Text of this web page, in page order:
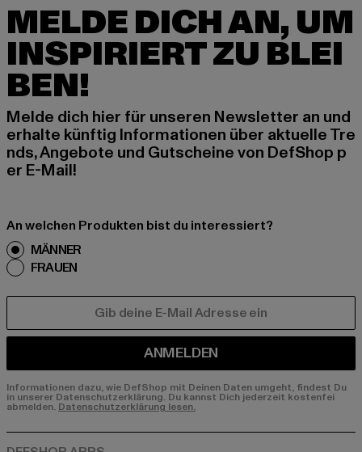
MELDE DICH AN, UM
INSPIRIERT ZU BLEI
BEN!
Melde dich hier für unseren Newsletter an und
erhalte künftig Informationen über aktuelle Tre
nds, Angebote und Gutscheine von DefShop p
er E-Mail!
An welchen Produkten bist du interessiert?
MÄNNER
FRAUEN
ANMELDEN
Informationen dazu, wie DefShop mit Deinen Daten umgeht, findest Du
in unserer Datenschutzerklärung. Du kannst Dich jederzeit kostenfei
abmelden. Datenschutzerklärung lesen.